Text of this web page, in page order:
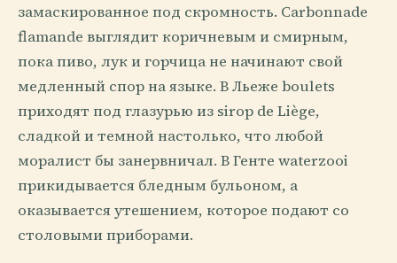
замаскированное под скромность. Carbonnade
flamande выглядит коричневым и смирным,
пока пиво, лук и горчица не начинают свой
медленный спор на языке. В Льеже boulets
приходят под глазурью из sirop de Liège,
сладкой и темной настолько, что любой
моралист бы занервничал. В Генте waterzooi
прикидывается бледным бульоном, а
оказывается утешением, которое подают со
столовыми приборами.